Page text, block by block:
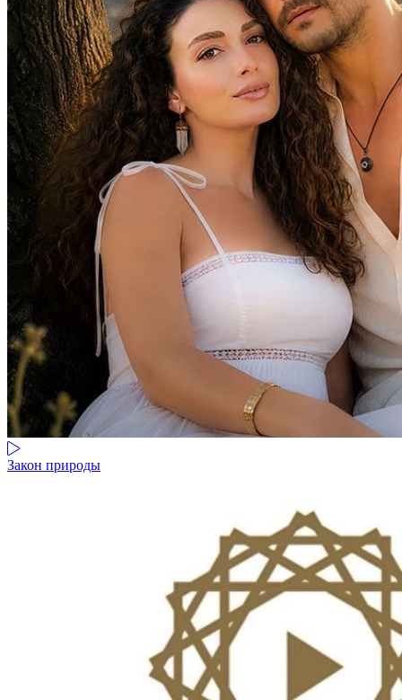
Закон природы